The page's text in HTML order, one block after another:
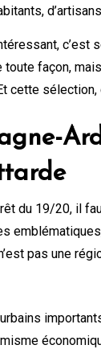
c’est
façon,
cette
du 19/20, il
pas une